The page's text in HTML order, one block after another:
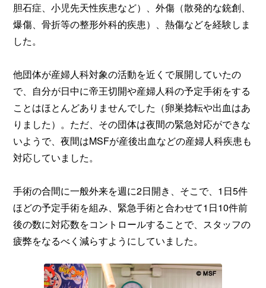
胆石症、小児先天性疾患など）、外傷（散発的な銃創、
爆傷、骨折等の整形外科的疾患）、熱傷などを経験しま
した。
他団体が産婦人科対象の活動を近くで展開していたの
で、自分が日中に帝王切開や産婦人科の予定手術をする
ことはほとんどありませんでした（卵巣捻転や出血はあ
りました）。ただ、その団体は夜間の緊急対応ができな
いようで、夜間はMSFが産後出血などの産婦人科疾患も
対応していました。
手術の合間に一般外来を週に2日開き、そこで、1日5件
ほどの予定手術を組み、緊急手術と合わせて1日10件前
後の数に対応数をコントロールすることで、スタッフの
疲弊をなるべく減らすようにしていました。